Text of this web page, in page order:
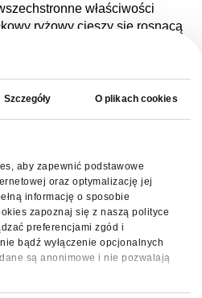
Szczegóły O plikach cookies
aby zapewnić podstawowe
oraz optymalizację jej
informację o sposobie
zapoznaj się z naszą polityce
preferencjami zgód i
bądź wyłączenie opcjonalnych
są anonimowe i nie pozwalają
właściwości
ryżowy cieszy się rosnącą
przechowywać
suchym (wilgotność poniżej
miejscu, w szczelnie
z dala od światła, wilgoci, tlenu,